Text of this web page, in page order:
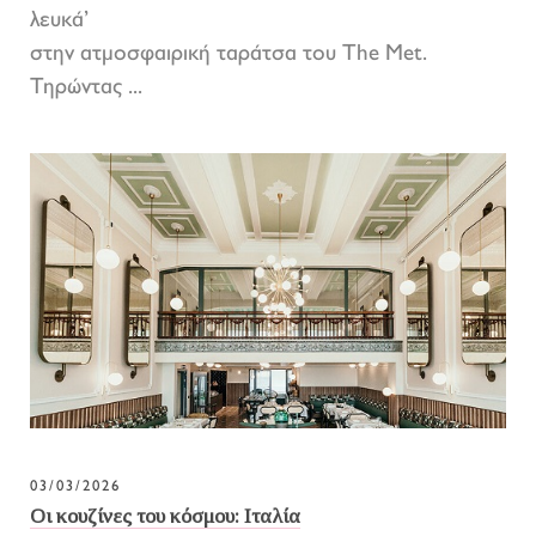
λευκά’
στην ατμοσφαιρική ταράτσα του The Met.
Τηρώντας ...
03/03/2026
Οι κουζίνες του κόσμου: Ιταλία